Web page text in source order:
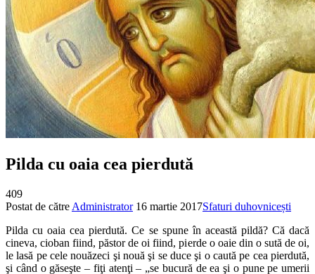
Pilda cu oaia cea pierdută
409
Postat de către Administrator 16 martie 2017Sfaturi duhovnicești
Pilda cu oaia cea pierdută. Ce se spune în această pildă? Că dacă
cineva, cioban fiind, păstor de oi fiind, pierde o oaie din o sută de oi,
le lasă pe cele nouăzeci şi nouă şi se duce şi o caută pe cea pierdută,
şi când o găseşte – fiţi atenţi – „se bucură de ea şi o pune pe umerii